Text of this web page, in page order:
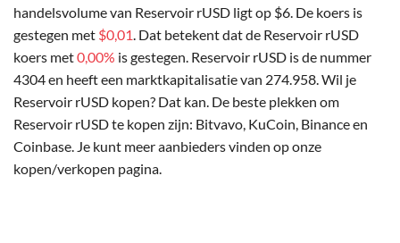
handelsvolume van Reservoir rUSD ligt op $6. De koers is
gestegen met $0,01. Dat betekent dat de Reservoir rUSD
koers met0,00% is gestegen. Reservoir rUSD is de nummer
4304 en heeft een marktkapitalisatie van 274.958. Wil je
Reservoir rUSD kopen? Dat kan. De beste plekken om
Reservoir rUSD te kopen zijn: Bitvavo, KuCoin, Binance en
Coinbase. Je kunt meer aanbieders vinden op onze
kopen/verkopen pagina.